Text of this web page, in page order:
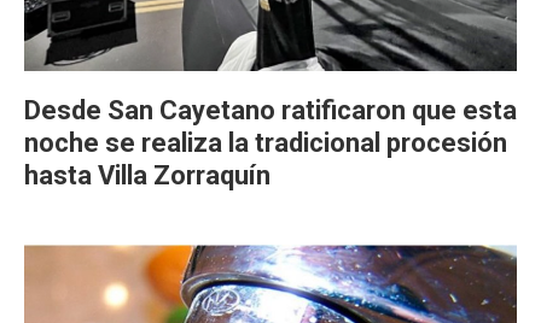
Desde San Cayetano ratificaron que esta
noche se realiza la tradicional procesión
hasta Villa Zorraquín